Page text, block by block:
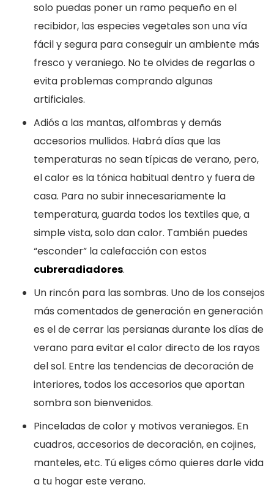
solo puedas poner un ramo pequeño en el
recibidor, las especies vegetales son una vía
fácil y segura para conseguir un ambiente más
fresco y veraniego. No te olvides de regarlas o
evita problemas comprando algunas
artificiales.
Adiós a las mantas, alfombras y demás
accesorios mullidos. Habrá días que las
temperaturas no sean típicas de verano, pero,
el calor es la tónica habitual dentro y fuera de
casa. Para no subir innecesariamente la
temperatura, guarda todos los textiles que, a
simple vista, solo dan calor. También puedes
“esconder” la calefacción con estos
cubreradiadores.
Un rincón para las sombras. Uno de los consejos
más comentados de generación en generación
es el de cerrar las persianas durante los días de
verano para evitar el calor directo de los rayos
del sol. Entre las tendencias de decoración de
interiores, todos los accesorios que aportan
sombra son bienvenidos.
Pinceladas de color y motivos veraniegos. En
cuadros, accesorios de decoración, en cojines,
manteles, etc. Tú eliges cómo quieres darle vida
a tu hogar este verano.